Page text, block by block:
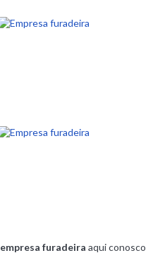
empresa furadeira aqui conosco